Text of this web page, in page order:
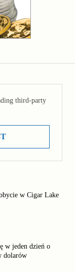
third-party
w Cigar Lake
w jeden dzień o
dolarów